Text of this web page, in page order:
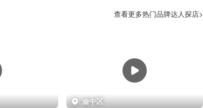
查看更多热门品牌达人探店>
渝中区